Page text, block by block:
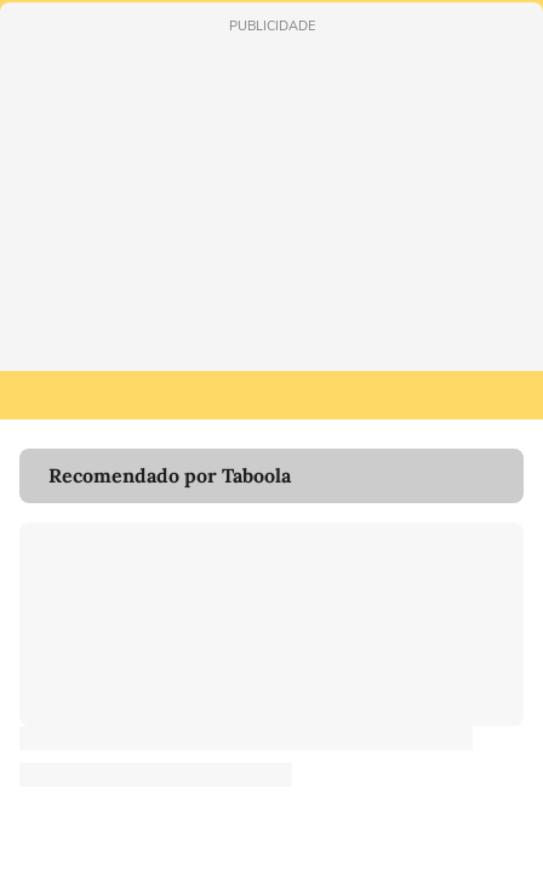
PUBLICIDADE
Recomendado por Taboola